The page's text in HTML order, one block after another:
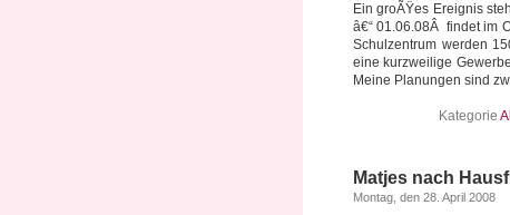
Ein groÃŸes Ereignis
â€“ 01.06.08Â findet im
Schulzentrum werden
eine kurzweilige
Meine Planungen sind
Kategorie
Matjes nach
Montag, den 28. April 2008